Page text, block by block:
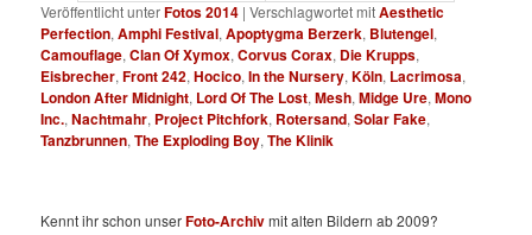
Veröffentlicht unterFotos 2014 |Verschlagwortet mitAesthetic
Perfection,Amphi Festival,Apoptygma Berzerk, Blutengel,
Camouflage,Clan Of Xymox,Corvus Corax, Die Krupps,
Eisbrecher,Front 242,Hocico,In the Nursery,Köln, Lacrimosa,
London After Midnight, Lord Of The Lost,Mesh,Midge Ure,Mono
Inc.,Nachtmahr, Project Pitchfork, Rotersand,Solar Fake,
Tanzbrunnen,The Exploding Boy,The Klinik
Kennt ihr schon unserFoto-Archivmit alten Bildern ab 2009?